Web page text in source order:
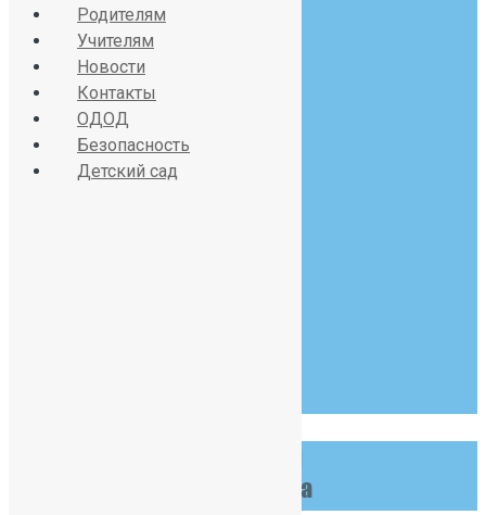
8 (812) 746-27-31
Красносельское шоссе
дом 34, литер А
Родителям
Учителям
Новости
Контакты
ОДОД
Безопасность
Детский сад